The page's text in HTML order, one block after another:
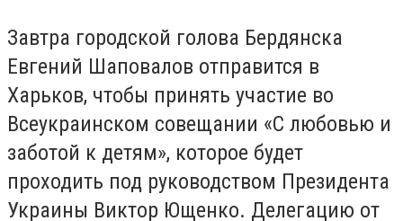
Завтра городской голова Бердянска
Евгений Шаповалов отправится в
Харьков, чтобы принять участие во
Всеукраинском совещании «С любовью и
заботой к детям», которое будет
проходить под руководством Президента
Украины Виктор Ющенко. Делегацию от